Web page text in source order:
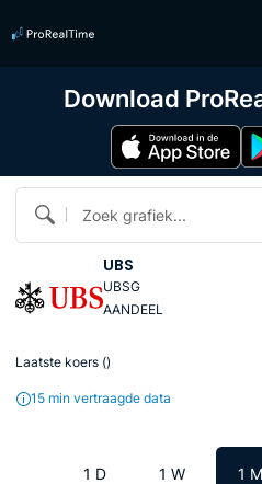
Zoek grafiek...
UBS
UBSG
AANDEEL
Laatste koers ()
15 min vertraagde data
1 D 1 W 1 M
Download